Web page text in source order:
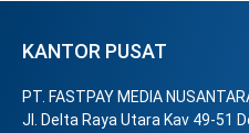
KANTOR PUSAT
PT. FASTPAY MEDIA
Jl. Delta Raya Utara Kav 49-51